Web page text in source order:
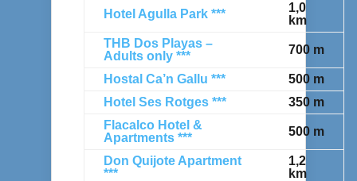
Hotel Agulla Park ***
1,0
km
THB Dos Playas –
Adults only ***
700 m
Hostal Ca’n Gallu ***
500 m
Hotel Ses Rotges ***
350 m
Flacalco Hotel &
Apartments ***
500 m
Don Quijote Apartment
***
1,2
km